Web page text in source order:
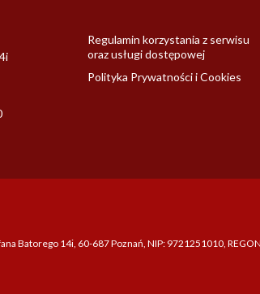
Regulamin korzystania z serwisu
oraz usługi dostępowej
Polityka Prywatności i Cookies
Batorego 14i, 60-687 Poznań, NIP: 9721251010,